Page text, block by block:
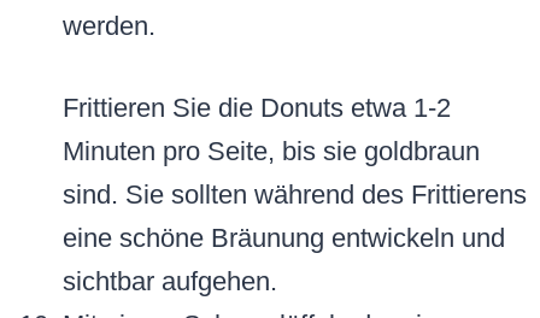
werden.
Frittieren Sie die Donuts etwa 1-2
Minuten pro Seite, bis sie goldbraun
sind. Sie sollten während des Frittierens
eine schöne Bräunung entwickeln und
sichtbar aufgehen.